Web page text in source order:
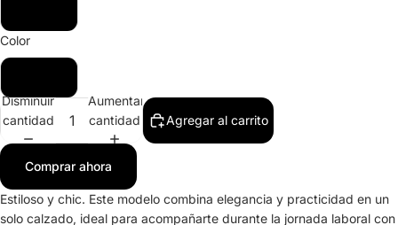
Color
Disminuir
cantidad
Aumentar
cantidad
Agregar al carrito
Comprar ahora
Estiloso y chic. Este modelo combina elegancia y practicidad en un
solo calzado, ideal para acompañarte durante la jornada laboral con